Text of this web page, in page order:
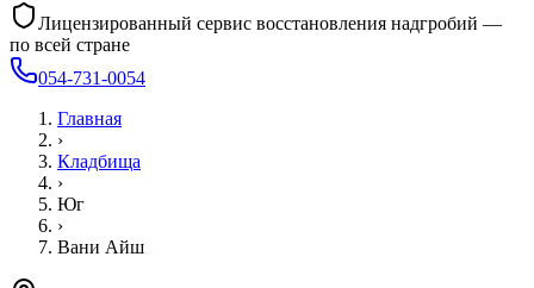
Лицензированный сервис восстановления надгробий —
по всей стране
054-731-0054
Главная
›
Кладбища
›
Юг
›
Вани Айш